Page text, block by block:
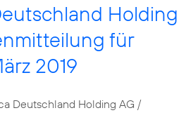
Holding
für
2019
Deutschland Holding AG /